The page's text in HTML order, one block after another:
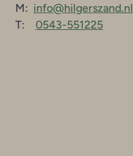
M: info@hilgerszand.nl
T: 0543-551225